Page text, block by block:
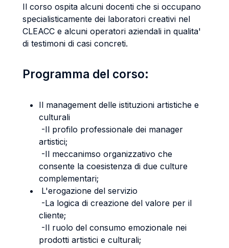
Il corso ospita alcuni docenti che si occupano
specialisticamente dei laboratori creativi nel
CLEACC e alcuni operatori aziendali in qualita'
di testimoni di casi concreti.
Programma del corso:
Il management delle istituzioni artistiche e
culturali
-Il profilo professionale dei manager
artistici;
-Il meccanimso organizzativo che
consente la coesistenza di due culture
complementari;
L'erogazione del servizio
-La logica di creazione del valore per il
cliente;
-Il ruolo del consumo emozionale nei
prodotti artistici e culturali;